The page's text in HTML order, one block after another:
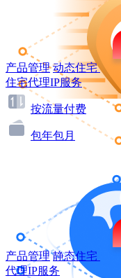
产品管理 动态住宅
住宅代理IP服务
按流量付费
包年包月
产品管理 静态住宅
代理IP服务